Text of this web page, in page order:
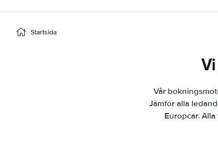
Startsida
Vår
Jämför alla
Europcar.